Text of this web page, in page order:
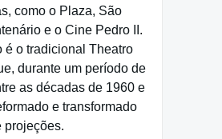
como o Plaza, São
e o Cine Pedro II.
é o tradicional Theatro
durante um período de
as décadas de 1960 e
e transformado
projeções.